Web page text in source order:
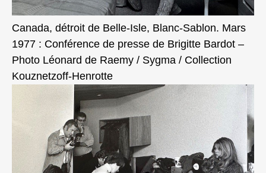
Canada, détroit de Belle‑Isle, Blanc‑Sablon. Mars
1977 : Conférence de presse de Brigitte Bardot –
Photo Léonard de Raemy / Sygma / Collection
Kouznetzoff‑Henrotte